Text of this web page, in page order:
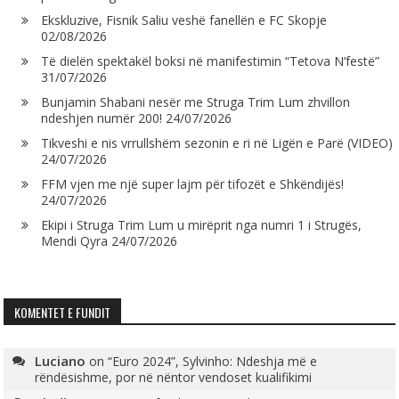
Ekskluzive, Fisnik Saliu veshë fanellën e FC Skopje
02/08/2026
Të dielën spektakël boksi në manifestimin “Tetova N’festë”
31/07/2026
Bunjamin Shabani nesër me Struga Trim Lum zhvillon
ndeshjen numër 200! 24/07/2026
Tikveshi e nis vrrullshëm sezonin e ri në Ligën e Parë (VIDEO)
24/07/2026
FFM vjen me një super lajm për tifozët e Shkëndijës!
24/07/2026
Ekipi i Struga Trim Lum u mirëprit nga numri 1 i Strugës,
Mendi Qyra 24/07/2026
KOMENTET E FUNDIT
Luciano on“Euro 2024”, Sylvinho: Ndeshja më e
rëndësishme, por në nëntor vendoset kualifikimi